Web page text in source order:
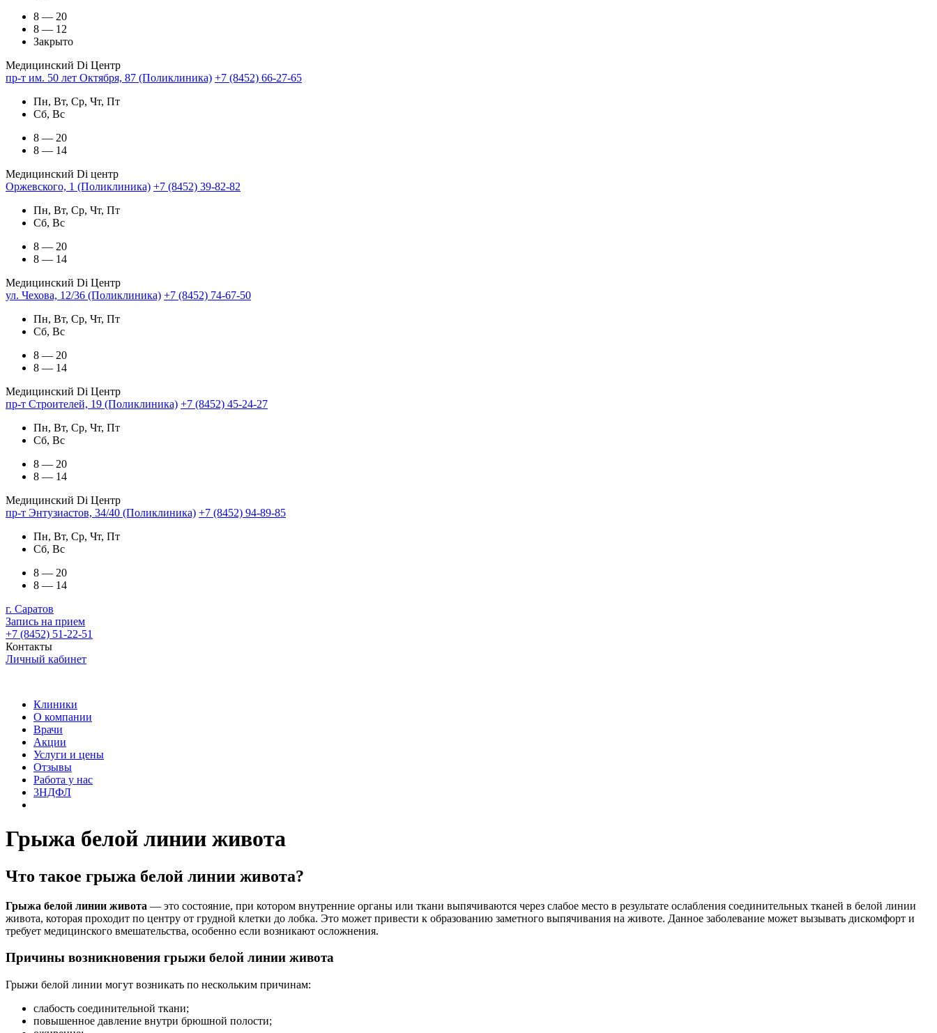
8 — 20
8 — 12
Закрыто
Медицинский Di Центр
пр-т им. 50 лет Октября, 87 (Поликлиника) +7 (8452) 66-27-65
Пн, Вт, Ср, Чт, Пт
Сб, Вс
8 — 20
8 — 14
Медицинский Di центр
Оржевского, 1 (Поликлиника) +7 (8452) 39-82-82
Пн, Вт, Ср, Чт, Пт
Сб, Вс
8 — 20
8 — 14
Медицинский Di Центр
ул. Чехова, 12/36 (Поликлиника) +7 (8452) 74-67-50
Пн, Вт, Ср, Чт, Пт
Сб, Вс
8 — 20
8 — 14
Медицинский Di Центр
пр-т Строителей, 19 (Поликлиника) +7 (8452) 45-24-27
Пн, Вт, Ср, Чт, Пт
Сб, Вс
8 — 20
8 — 14
Медицинский Di Центр
пр-т Энтузиастов, 34/40 (Поликлиника) +7 (8452) 94-89-85
Пн, Вт, Ср, Чт, Пт
Сб, Вс
8 — 20
8 — 14
г. Саратов
Запись на прием
+7 (8452) 51-22-51
Контакты
Личный кабинет
Клиники
О компании
Врачи
Акции
Услуги и цены
Отзывы
Работа у нас
3НДФЛ
Грыжа белой линии живота
Что такое грыжа белой линии живота?
Грыжа белой линии живота — это состояние, при котором внутренние органы или ткани выпячиваются через слабое место в результате ослабления соединительных тканей в белой линии
живота, которая проходит по центру от грудной клетки до лобка. Это может привести к образованию заметного выпячивания на животе. Данное заболевание может вызывать дискомфорт и
требует медицинского вмешательства, особенно если возникают осложнения.
Причины возникновения грыжи белой линии живота
Грыжи белой линии могут возникать по нескольким причинам:
слабость соединительной ткани;
повышенное давление внутри брюшной полости;